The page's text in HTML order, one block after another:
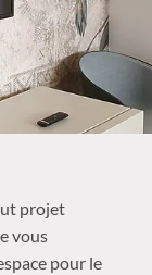
projet
vous
pour le